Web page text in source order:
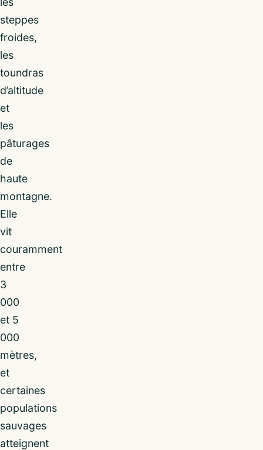
steppes
froides,
les
toundras
d’altitude
et
les
pâturages
de
haute
montagne.
Elle
vit
couramment
entre
3
000
et 5
000
mètres,
et
certaines
populations
sauvages
atteignent